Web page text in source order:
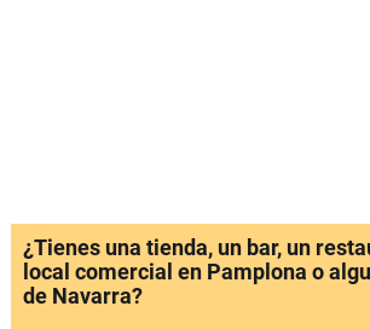
¿Tienes una tienda, un bar, un
local comercial en Pamplona o
de Navarra?